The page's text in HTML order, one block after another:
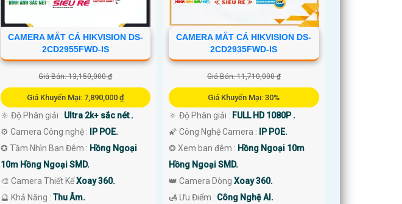
CAMERA MẮT CÁ HIKVISION DS-
2CD2955FWD-IS
Giá Bán: 13,150,000 ₫
Giá Khuyến Mại: 7,890,000 ₫
🔆 Độ Phân giải : Ultra 2k+ sắc nét .
⚙ Camera Công nghệ :
IP POE.
✪ Tầm Nhìn Ban Đêm : Hồng Ngoại
10m Hồng Ngoại SMD.
🎨 Camera Thiết KếXoay 360.
️🔮 Khả Năng :Thu Âm.
CAMERA MẮT CÁ HIKVISION DS-
2CD2935FWD-IS
Giá Bán: 11,710,000 ₫
Giá Khuyến Mại: 30%
🔅 Độ Phân giải : FULL HD 1080P .
🌠 Công Nghệ Camera :
IP POE.
❂ Xem ban đêm : Hồng Ngoại 10m
Hồng Ngoại SMD.
👑 Camera DòngXoay 360.
️🛃 Ưu Điểm : Công Nghệ AI.